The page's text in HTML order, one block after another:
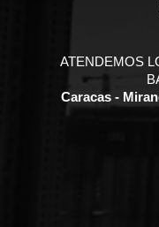
ATENDEMOS
Caracas -